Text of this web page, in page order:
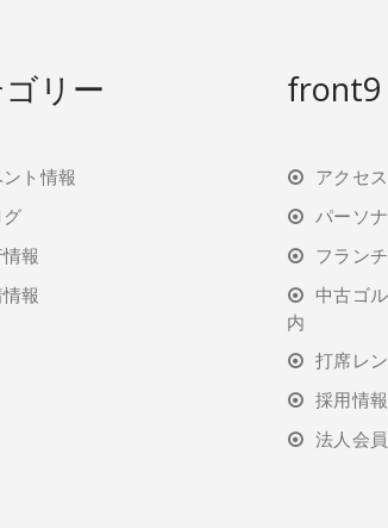
リー
ト情報
報
報
front9
アクセス
パーソ
フラン
中古ゴ
内
打席レ
採用情報
法人会